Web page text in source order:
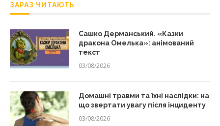
ЗАРАЗ ЧИТАЮТЬ
Сашко Дерманський. «Казки
дракона Омелька»: анімований
текст
03/08/2026
Домашні травми та їхні наслідки: на
що звертати увагу після інциденту
03/08/2026